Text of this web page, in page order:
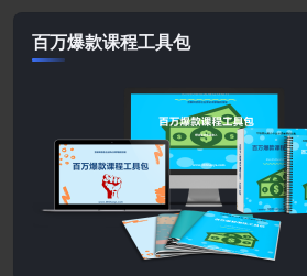
百万爆款课程工具包